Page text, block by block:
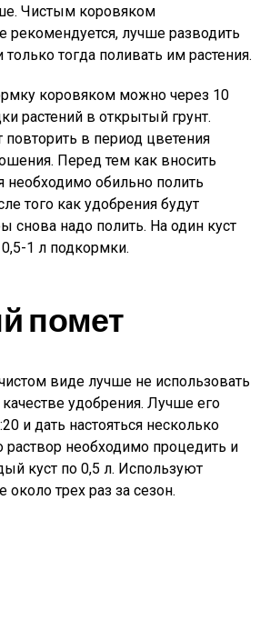
Чистым коровяком
рекомендуется, лучше разводить
только тогда поливать им растения.
коровяком можно через 10
растений в открытый грунт.
в период цветения
Перед тем как вносить
необходимо обильно полить
того как удобрения будут
снова надо полить. На один куст
1 л подкормки.
помет
виде лучше не использовать
удобрения. Лучше его
и дать настояться несколько
раствор необходимо процедить и
куст по 0,5 л. Используют
около трех раз за сезон.